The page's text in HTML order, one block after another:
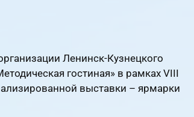
Ленинск-Кузнецкого
гостиная» в рамках VIII
выставки – ярмарки